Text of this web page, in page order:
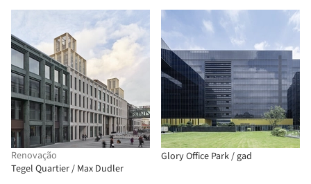
Renovação
Tegel Quartier / Max Dudler
Glory Office Park / gad